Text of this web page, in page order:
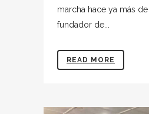
marcha hace ya más
fundador de...
READ MORE